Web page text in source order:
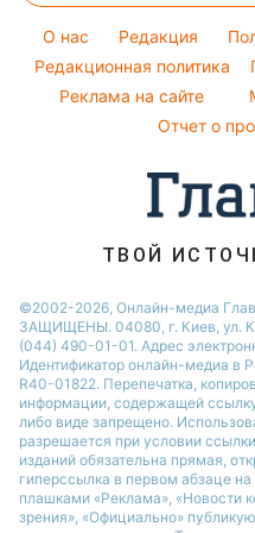
Ольга Сумская
Филипп Киркоров
Елена Зеленская
Кейт Миддлтон
Алла Пугачева
Уборка
Авто
Тарифы
Курс валют
O нас Редакция
Редакционная политика
Реклама на сайте
Отчет о
ТВОЙ
©2002-2026, Онлайн-медиа
ЗАЩИЩЕНЫ. 04080, г. Киев, ул.
(044) 490-01-01. Адрес
Идентификатор онлайн-медиа в
R40-01822. Перепечатка,
информации, содержащей
либо виде запрещено.
разрешается при условии
изданий обязательна прямая,
гиперссылка в первом абзаце
плашками «Реклама», «Новости
зрения», «Официально»